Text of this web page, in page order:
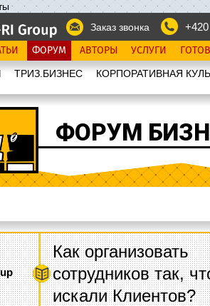
Заказ звонка
ФОРУМ АВТОРЫ УСЛУГИ
ТРИЗ.БИЗНЕС КОРПОРАТИВНАЯ
ФОРУМ
Как организовать
сотрудников так,
искали Клиентов?